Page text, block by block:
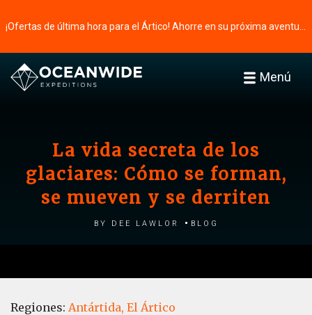
Menú
La vida secreta de los
glaciares: Cómo se forman,
se mueven y se derriten
by Dee Lawlor Blog
Regiones: Antártida, El Ártico